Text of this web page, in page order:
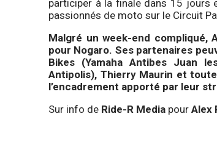
participer à la finale dans 15 jours
passionnés de moto sur le Circuit
Malgré un week-end compliqué,
pour Nogaro. Ses partenaires
Bikes (Yamaha Antibes Juan
Antipolis), Thierry Maurin et
l’encadrement apporté par leur
Sur info de Ride-R Media pour Alex